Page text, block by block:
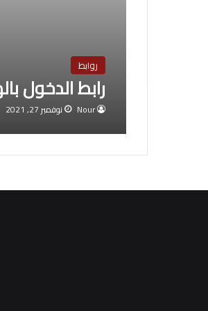
روابط
رابط الدخول
Nour نوفمبر 27, 2021